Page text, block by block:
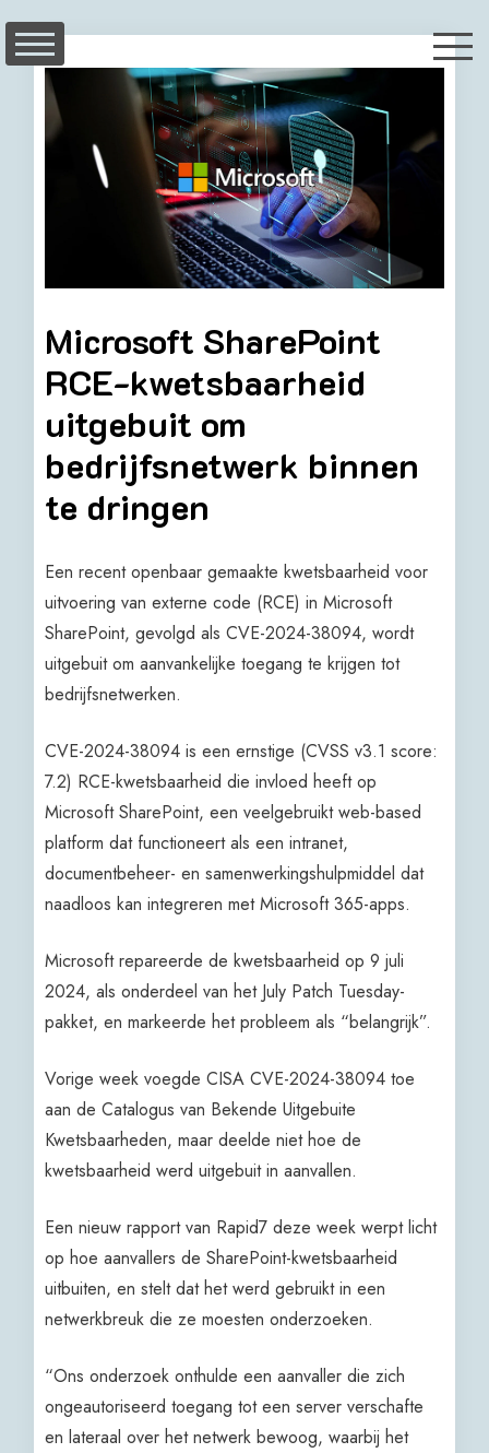
content
Microsoft SharePoint
RCE-kwetsbaarheid
uitgebuit om
bedrijfsnetwerk binnen
te dringen
Een recent openbaar gemaakte kwetsbaarheid voor
uitvoering van externe code (RCE) in Microsoft
SharePoint, gevolgd als CVE-2024-38094, wordt
uitgebuit om aanvankelijke toegang te krijgen tot
bedrijfsnetwerken.
CVE-2024-38094 is een ernstige (CVSS v3.1 score:
7.2) RCE-kwetsbaarheid die invloed heeft op
Microsoft SharePoint, een veelgebruikt web-based
platform dat functioneert als een intranet,
documentbeheer- en samenwerkingshulpmiddel dat
naadloos kan integreren met Microsoft 365-apps.
Microsoft repareerde de kwetsbaarheid op 9 juli
2024, als onderdeel van het July Patch Tuesday-
pakket, en markeerde het probleem als “belangrijk”.
Vorige week voegde CISA CVE-2024-38094 toe
aan de Catalogus van Bekende Uitgebuite
Kwetsbaarheden, maar deelde niet hoe de
kwetsbaarheid werd uitgebuit in aanvallen.
Een nieuw rapport van Rapid7 deze week werpt licht
op hoe aanvallers de SharePoint-kwetsbaarheid
uitbuiten, en stelt dat het werd gebruikt in een
netwerkbreuk die ze moesten onderzoeken.
“Ons onderzoek onthulde een aanvaller die zich
ongeautoriseerd toegang tot een server verschafte
en lateraal over het netwerk bewoog, waarbij het